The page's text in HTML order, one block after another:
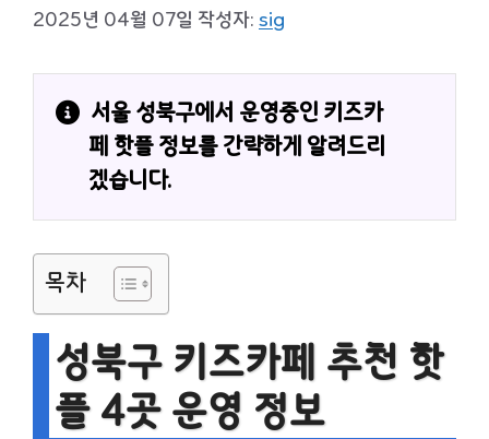
2025년 04월 07일 작성자: sig
서울 성북구에서 운영중인 키즈카
페 핫플 정보를 간략하게 알려드리
겠습니다.
목차
성북구 키즈카페 추천 핫
플 4곳 운영 정보